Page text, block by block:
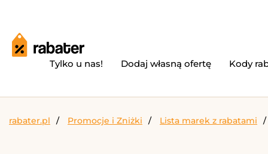
Tylko u nas! Dodaj własną ofertę Kody
rabater.pl Promocje i Zniżki Lista marek z rabatami